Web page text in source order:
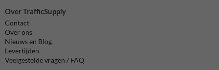
Over TrafficSupply
Contact
Over ons
Nieuws en Blog
Levertijden
Veelgestelde vragen / FAQ